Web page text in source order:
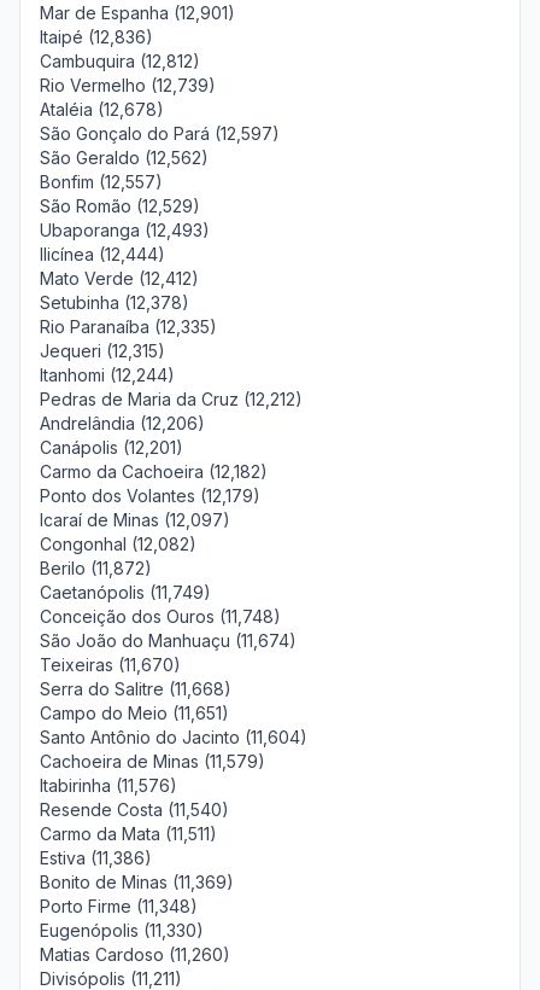
Mar de Espanha (12,901)
Itaipé (12,836)
Cambuquira (12,812)
Rio Vermelho (12,739)
Ataléia (12,678)
São Gonçalo do Pará (12,597)
São Geraldo (12,562)
Bonfim (12,557)
São Romão (12,529)
Ubaporanga (12,493)
Ilicínea (12,444)
Mato Verde (12,412)
Setubinha (12,378)
Rio Paranaíba (12,335)
Jequeri (12,315)
Itanhomi (12,244)
Pedras de Maria da Cruz (12,212)
Andrelândia (12,206)
Canápolis (12,201)
Carmo da Cachoeira (12,182)
Ponto dos Volantes (12,179)
Icaraí de Minas (12,097)
Congonhal (12,082)
Berilo (11,872)
Caetanópolis (11,749)
Conceição dos Ouros (11,748)
São João do Manhuaçu (11,674)
Teixeiras (11,670)
Serra do Salitre (11,668)
Campo do Meio (11,651)
Santo Antônio do Jacinto (11,604)
Cachoeira de Minas (11,579)
Itabirinha (11,576)
Resende Costa (11,540)
Carmo da Mata (11,511)
Estiva (11,386)
Bonito de Minas (11,369)
Porto Firme (11,348)
Eugenópolis (11,330)
Matias Cardoso (11,260)
Divisópolis (11,211)